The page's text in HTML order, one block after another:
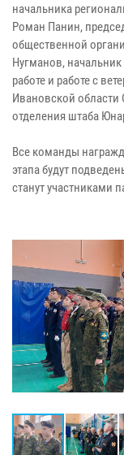
начальника
Роман Панин,
общественной
Нугманов,
работе и работе с
Ивановской области
отделения штаба
Все команды
этапа будут
станут участниками